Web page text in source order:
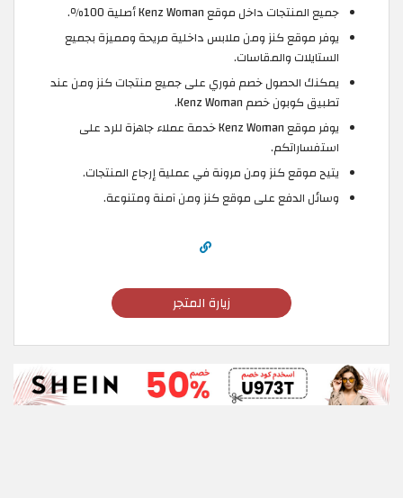
جميع المنتجات داخل موقع Kenz Woman أصلية 100٪.
يوفر موقع كنز ومن ملابس داخلية مريحة ومميزة بجميع
الستايلات والمقاسات.
يمكنك الحصول خصم فوري على جميع منتجات كنز ومن عند
تطبيق كوبون خصم Kenz Woman.
يوفر موقع Kenz Woman خدمة عملاء جاهزة للرد على
استفساراتكم.
يتيح موقع كنز ومن مرونة في عملية إرجاع المنتجات.
وسائل الدفع على موقع كنز ومن آمنة ومتنوعة.
زيارة المتجر